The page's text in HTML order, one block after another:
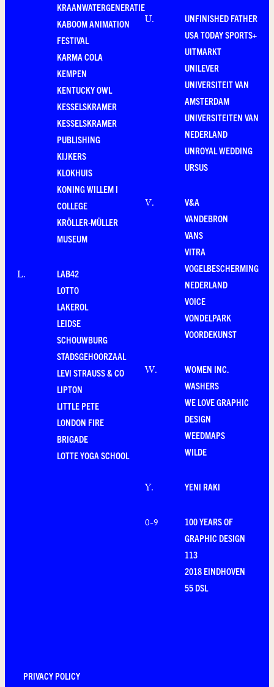
KRAANWATERGENERATIE
KABOOM ANIMATION
FESTIVAL
KARMA COLA
KEMPEN
KENTUCKY OWL
KESSELSKRAMER
KESSELSKRAMER
PUBLISHING
KIJKERS
KLOKHUIS
KONING WILLEM I
COLLEGE
KRÖLLER-MÜLLER
MUSEUM
L.
LAB42
LOTTO
LAKEROL
LEIDSE
SCHOUWBURG
STADSGEHOORZAAL
LEVI STRAUSS & CO
LIPTON
LITTLE PETE
LONDON FIRE
BRIGADE
LOTTE YOGA SCHOOL
U.
UNFINISHED FATHER
USA TODAY SPORTS+
UITMARKT
UNILEVER
UNIVERSITEIT VAN
AMSTERDAM
UNIVERSITEITEN VAN
NEDERLAND
UNROYAL WEDDING
URSUS
V.
V&A
VANDEBRON
VANS
VITRA
VOGELBESCHERMING
NEDERLAND
VOICE
VONDELPARK
VOORDEKUNST
W.
WOMEN INC.
WASHERS
WE LOVE GRAPHIC
DESIGN
WEEDMAPS
WILDE
Y. YENI RAKI
0-9
100 YEARS OF
GRAPHIC DESIGN
113
2018 EINDHOVEN
55 DSL
PRIVACY POLICY